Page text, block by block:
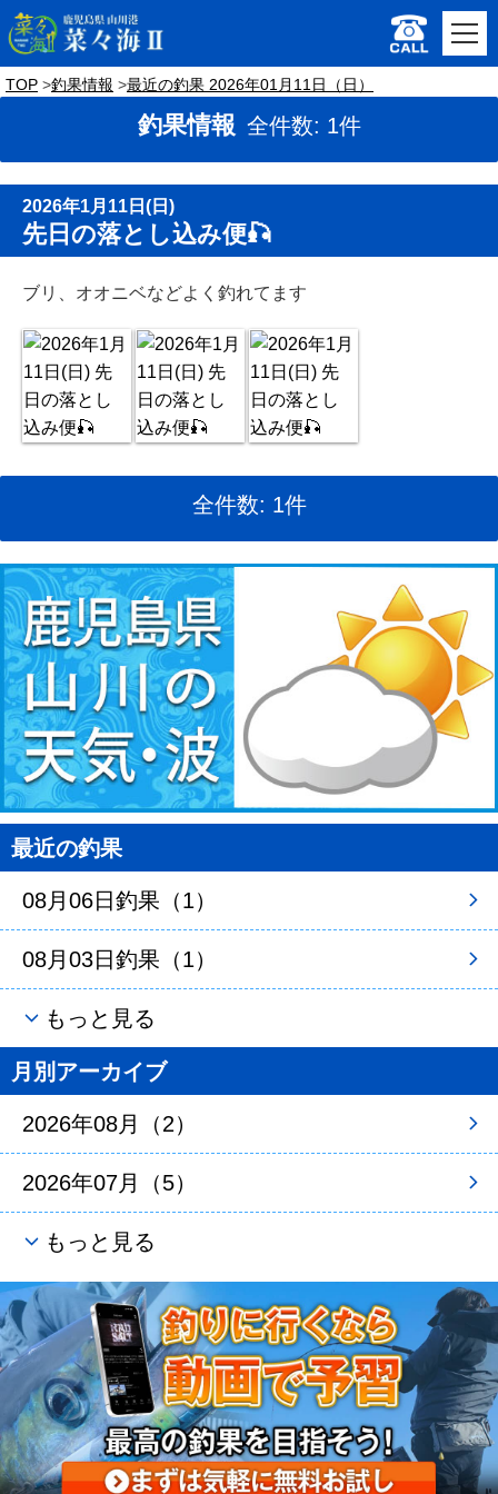
TOP 釣果情報 最近の釣果 2026年01月11日（日）
釣果情報 全件数: 1件
2026年1月11日(日)
先日の落とし込み便🎣
ブリ、オオニベなどよく釣れてます
全件数: 1件
最近の釣果
08月06日釣果（1）
08月03日釣果（1）
もっと見る
月別アーカイブ
2026年08月（2）
2026年07月（5）
もっと見る